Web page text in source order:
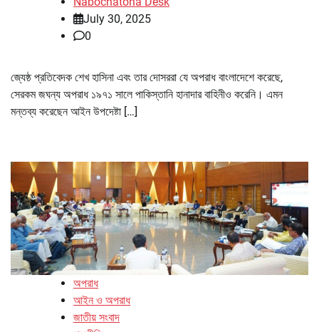
July 30, 2025
0
জ্যেষ্ঠ প্রতিবেদক শেখ হাসিনা এবং তার দোসররা যে অপরাধ বাংলাদেশে করেছে,
সেরকম জঘন্য অপরাধ ১৯৭১ সালে পাকিস্তানি হানাদার বাহিনীও করেনি। এমন
মন্তব্য করেছেন আইন উপদেষ্টা […]
অপরাধ
আইন ও অপরাধ
জাতীয় সংবাদ